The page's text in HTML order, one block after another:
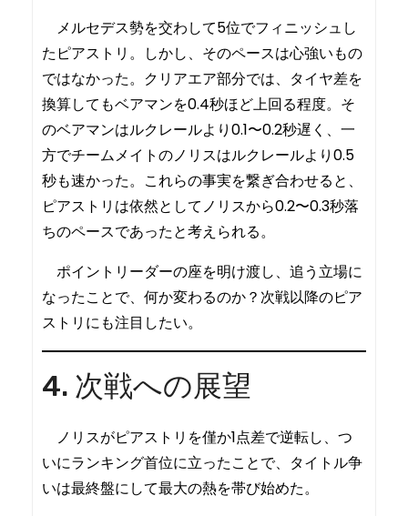
メルセデス勢を交わして5位でフィニッシュし
たピアストリ。しかし、そのペースは心強いもの
ではなかった。クリアエア部分では、タイヤ差を
換算してもベアマンを0.4秒ほど上回る程度。そ
のベアマンはルクレールより0.1〜0.2秒遅く、一
方でチームメイトのノリスはルクレールより0.5
秒も速かった。これらの事実を繋ぎ合わせると、
ピアストリは依然としてノリスから0.2〜0.3秒落
ちのペースであったと考えられる。
ポイントリーダーの座を明け渡し、追う立場に
なったことで、何か変わるのか？次戦以降のピア
ストリにも注目したい。
4. 次戦への展望
ノリスがピアストリを僅か1点差で逆転し、つ
いにランキング首位に立ったことで、タイトル争
いは最終盤にして最大の熱を帯び始めた。